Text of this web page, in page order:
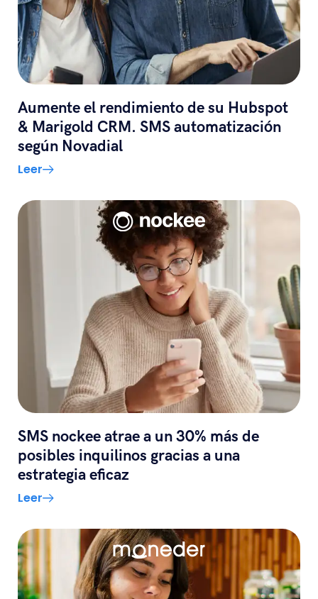
Aumente el rendimiento de su Hubspot
& Marigold CRM. SMS automatización
según Novadial
Leer
SMS nockee atrae a un 30% más de
posibles inquilinos gracias a una
estrategia eficaz
Leer